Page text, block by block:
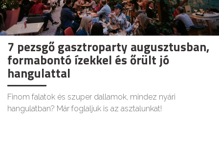
7 pezsgő gasztroparty augusztusban,
formabontó ízekkel és őrült jó
hangulattal
Finom falatok és szuper dallamok, mindez nyári
hangulatban? Már foglaljuk is az asztalunkat!